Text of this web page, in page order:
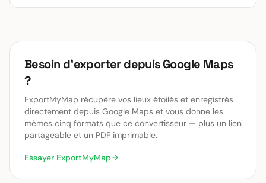
Besoin d'exporter depuis Google Maps
?
ExportMyMap récupère vos lieux étoilés et enregistrés
directement depuis Google Maps et vous donne les
mêmes cinq formats que ce convertisseur — plus un lien
partageable et un PDF imprimable.
Essayer ExportMyMap